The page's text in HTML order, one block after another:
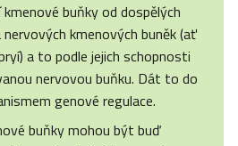
buňky od dospělých
kmenových buněk (ať
a to podle jejich schopnosti
nervovou buňku. Dát to do
genové regulace.
buňky mohou být buď